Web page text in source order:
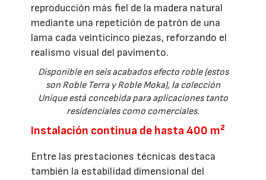
reproducción más fiel de la madera natural
mediante una repetición de patrón de una
lama cada veinticinco piezas, reforzando el
realismo visual del pavimento.
Disponible en seis acabados efecto roble (estos
son Roble Terra y Roble Moka), la colección
Unique está concebida para aplicaciones tanto
residenciales como comerciales.
Instalación continua de hasta 400 m²
Entre las prestaciones técnicas destaca
también la estabilidad dimensional del